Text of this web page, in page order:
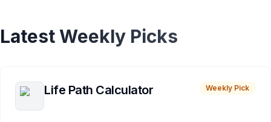
Latest Weekly Picks
Life Path Calculator Weekly Pick